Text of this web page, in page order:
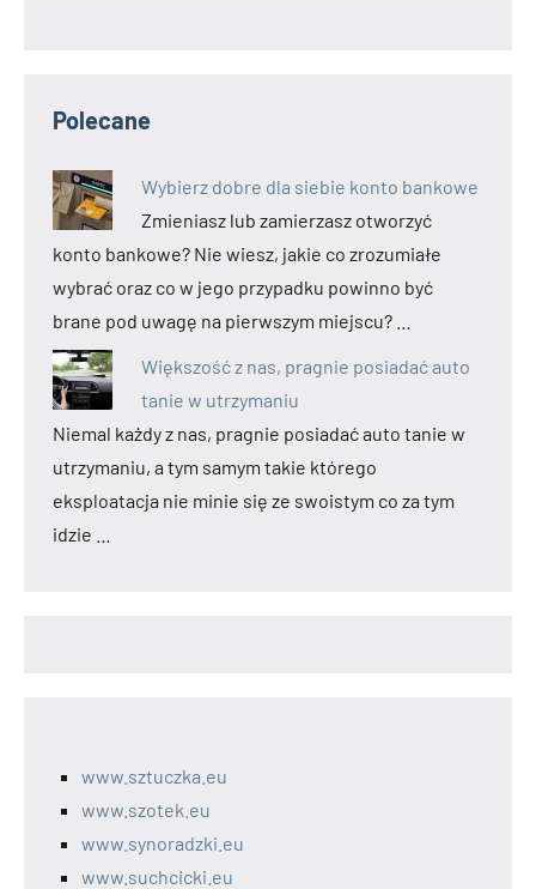
Polecane
Wybierz dobre dla siebie konto bankowe
Zmieniasz lub zamierzasz otworzyć
konto bankowe? Nie wiesz, jakie co zrozumiałe
wybrać oraz co w jego przypadku powinno być
brane pod uwagę na pierwszym miejscu? …
Większość z nas, pragnie posiadać auto
tanie w utrzymaniu
Niemal każdy z nas, pragnie posiadać auto tanie w
utrzymaniu, a tym samym takie którego
eksploatacja nie minie się ze swoistym co za tym
idzie …
www.sztuczka.eu
www.szotek.eu
www.synoradzki.eu
www.suchcicki.eu